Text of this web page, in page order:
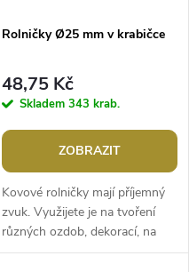
Rolničky Ø25 mm v krabičce
48,75 Kč
Skladem 343 krab.
ZOBRAZIT
Kovové rolničky mají příjemný
zvuk. Využijete je na tvoření
různých ozdob, dekorací, na
vánoční stromeček apod.